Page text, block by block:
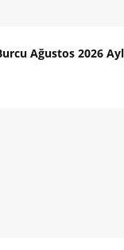
Ağustos 2026